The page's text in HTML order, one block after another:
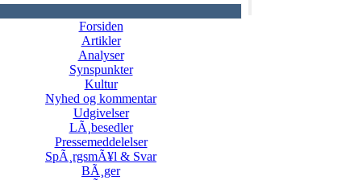
Forsiden
Artikler
Analyser
Synspunkter
Kultur
Nyhed og kommentar
Udgivelser
LÃ¸besedler
Pressemeddelelser
SpÃ¸rgsmÃ¥l & Svar
BÃ¸ger